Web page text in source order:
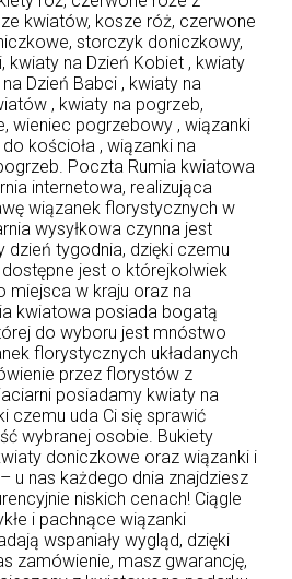
kwiatów, kosze róż, czerwone
storczyk doniczkowy,
, kwiaty na Dzień Kobiet , kwiaty
Dzień Babci , kwiaty na
, kwiaty na pogrzeb,
wieniec pogrzebowy , wiązanki
kościoła , wiązanki na
Poczta Rumia kwiatowa
internetowa, realizująca
wiązanek florystycznych w
wysyłkowa czynna jest
dzień tygodnia, dzięki czemu
jest o którejkolwiek
miejsca w kraju oraz na
kwiatowa posiada bogatą
do wyboru jest mnóstwo
florystycznych układanych
przez florystów z
posiadamy kwiaty na
czemu uda Ci się sprawić
wybranej osobie. Bukiety
doniczkowe oraz wiązanki i
u nas każdego dnia znajdziesz
niskich cenach! Ciągle
i pachnące wiązanki
wspaniały wygląd, dzięki
zamówienie, masz gwarancję,